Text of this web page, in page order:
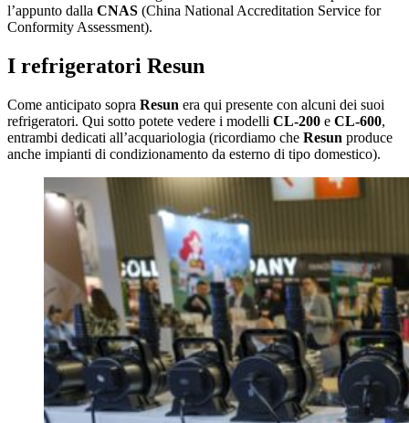
l’appunto dalla CNAS (China National Accreditation Service for
Conformity Assessment).
I refrigeratori Resun
Come anticipato sopra Resun era qui presente con alcuni dei suoi
refrigeratori. Qui sotto potete vedere i modelli CL-200 e CL-600,
entrambi dedicati all’acquariologia (ricordiamo che Resun produce
anche impianti di condizionamento da esterno di tipo domestico).